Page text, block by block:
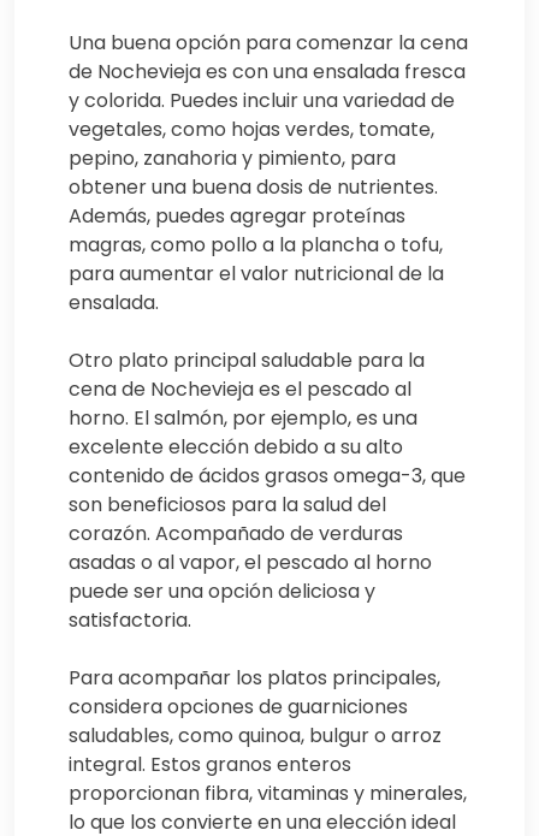
Una buena opción para comenzar la cena
de Nochevieja es con una ensalada fresca
y colorida. Puedes incluir una variedad de
vegetales, como hojas verdes, tomate,
pepino, zanahoria y pimiento, para
obtener una buena dosis de nutrientes.
Además, puedes agregar proteínas
magras, como pollo a la plancha o tofu,
para aumentar el valor nutricional de la
ensalada.
Otro plato principal saludable para la
cena de Nochevieja es el pescado al
horno. El salmón, por ejemplo, es una
excelente elección debido a su alto
contenido de ácidos grasos omega-3, que
son beneficiosos para la salud del
corazón. Acompañado de verduras
asadas o al vapor, el pescado al horno
puede ser una opción deliciosa y
satisfactoria.
Para acompañar los platos principales,
considera opciones de guarniciones
saludables, como quinoa, bulgur o arroz
integral. Estos granos enteros
proporcionan fibra, vitaminas y minerales,
lo que los convierte en una elección ideal